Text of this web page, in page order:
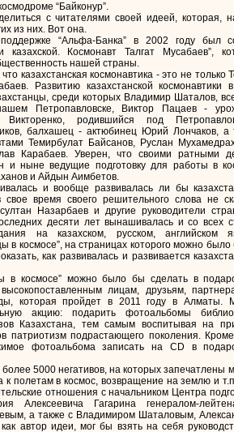
“Байконур”.
с читателями своей идеей, которая,
из них. Вот она.
“Альфа-Банка” в 2002 году был
Космонавт Талгат Мусабаев”,
нашей страны.
казахстанская космонавтика - это не только
Развитию казахстанской космонавтики
среди которых Владимир Шаталов,
Петропавловске, Виктор Пацаев -
Викторенко, родившийся под
балхашец - актюбинец Юрий Лончаков, а
Темирбулат Байсанов, Руслан
Карабаев. Уверен, что своими ратными
и ныне ведущие подготовку для работы в
и Айдын Аимбетов.
и вообще развивалась ли бы
время своего решительного слова не
Назарбаев и другие руководители
десяти лет вынашивалась и со всех
на казахском, русском, английском
в космосе”, на страницах которого можно
как развивалась и развивается
в космосе” можно было бы сделать в
лицам, друзьям,
которая пройдет в 2011 году в Алматы.
акцию: подарить фотоальбомы
Казахстана, тем самым воспитывая на
патриотизм подрастающего поколения.
фотоальбома записать на CD в
5000 негативов, на которых запечатлены
к полетам в космос, возвращение на землю и
отношения с начальником Центра
Алексеевича Гагарина генералом-
а также с Владимиром Шаталовым,
автор идеи, мог бы взять на себя